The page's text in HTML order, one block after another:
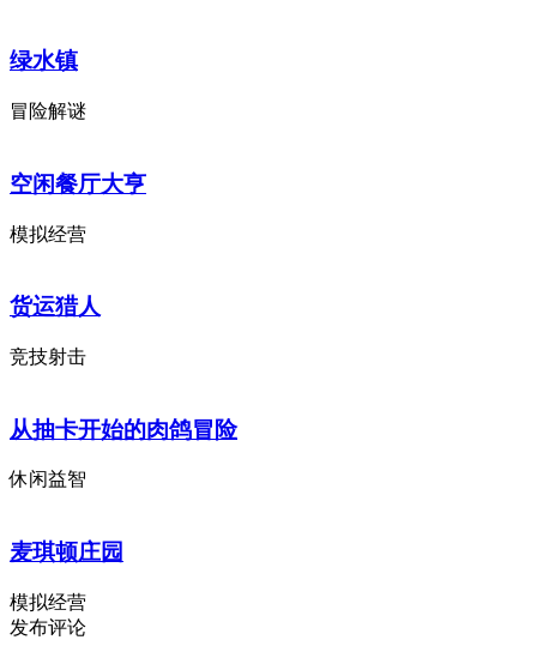
绿水镇
冒险解谜
空闲餐厅大亨
模拟经营
货运猎人
竞技射击
从抽卡开始的肉鸽冒险
休闲益智
麦琪顿庄园
模拟经营
发布评论